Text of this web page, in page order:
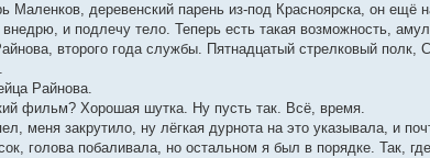
Маленков, деревенский парень из-под Красноярска, он
внедрю, и подлечу тело. Теперь есть такая возможность,
второго года службы. Пятнадцатый стрелковый
Райнова.
фильм? Хорошая шутка. Ну пусть так. Всё, время.
меня закрутило, ну лёгкая дурнота на это указывала, и
голова побаливала, но остальном я был в порядке. Так,